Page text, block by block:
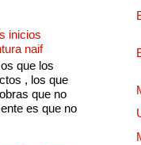
inicios
naif
que los
, los que
que no
es que no